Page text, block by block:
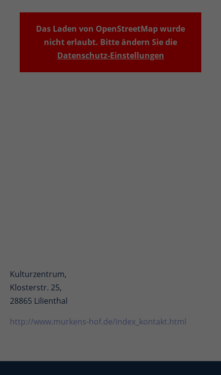
Das Laden von OpenStreetMap wurde
nicht erlaubt. Bitte ändern Sie die
Datenschutz-Einstellungen
Kulturzentrum,
Klosterstr. 25,
28865 Lilienthal
http://www.murkens-hof.de/index_kontakt.html